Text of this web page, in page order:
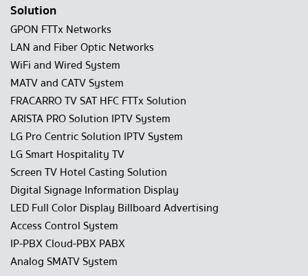
Solution
GPON FTTx Networks
LAN and Fiber Optic Networks
WiFi and Wired System
MATV and CATV System
FRACARRO TV SAT HFC FTTx Solution
ARISTA PRO Solution IPTV System
LG Pro Centric Solution IPTV System
LG Smart Hospitality TV
Screen TV Hotel Casting Solution
Digital Signage Information Display
LED Full Color Display Billboard Advertising
Access Control System
IP-PBX Cloud-PBX PABX
Analog SMATV System